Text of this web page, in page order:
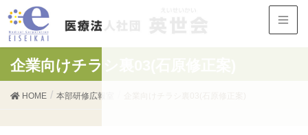
企業向けチラシ裏03(石原修正案)
HOME 本部研修広報室